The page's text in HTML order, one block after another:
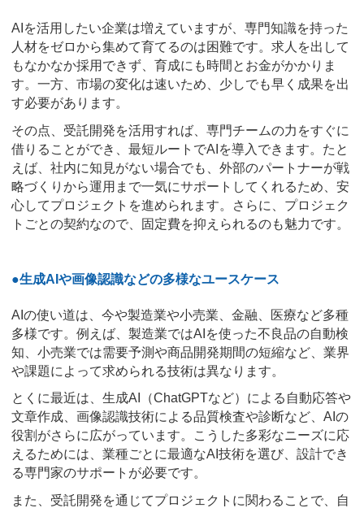
AIを活用したい企業は増えていますが、専門知識を持った
人材をゼロから集めて育てるのは困難です。求人を出して
もなかなか採用できず、育成にも時間とお金がかかりま
す。一方、市場の変化は速いため、少しでも早く成果を出
す必要があります。
その点、受託開発を活用すれば、専門チームの力をすぐに
借りることができ、最短ルートでAIを導入できます。たと
えば、社内に知見がない場合でも、外部のパートナーが戦
略づくりから運用まで一気にサポートしてくれるため、安
心してプロジェクトを進められます。さらに、プロジェク
トごとの契約なので、固定費を抑えられるのも魅力です。
●生成AIや画像認識などの多様なユースケース
AIの使い道は、今や製造業や小売業、金融、医療など多種
多様です。例えば、製造業ではAIを使った不良品の自動検
知、小売業では需要予測や商品開発期間の短縮など、業界
や課題によって求められる技術は異なります。
とくに最近は、生成AI（ChatGPTなど）による自動応答や
文章作成、画像認識技術による品質検査や診断など、AIの
役割がさらに広がっています。こうした多彩なニーズに応
えるためには、業種ごとに最適なAI技術を選び、設計でき
る専門家のサポートが必要です。
また、受託開発を通じてプロジェクトに関わることで、自